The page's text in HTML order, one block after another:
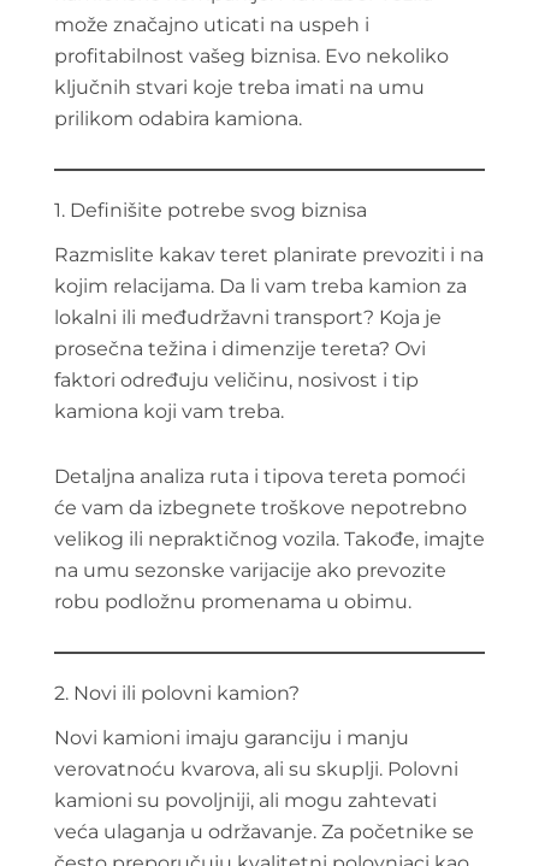
može značajno uticati na uspeh i
profitabilnost vašeg biznisa. Evo nekoliko
ključnih stvari koje treba imati na umu
prilikom odabira kamiona.
1. Definišite potrebe svog biznisa
Razmislite kakav teret planirate prevoziti i na
kojim relacijama. Da li vam treba kamion za
lokalni ili međudržavni transport? Koja je
prosečna težina i dimenzije tereta? Ovi
faktori određuju veličinu, nosivost i tip
kamiona koji vam treba.
Detaljna analiza ruta i tipova tereta pomoći
će vam da izbegnete troškove nepotrebno
velikog ili nepraktičnog vozila. Takođe, imajte
na umu sezonske varijacije ako prevozite
robu podložnu promenama u obimu.
2. Novi ili polovni kamion?
Novi kamioni imaju garanciju i manju
verovatnoću kvarova, ali su skuplji. Polovni
kamioni su povoljniji, ali mogu zahtevati
veća ulaganja u održavanje. Za početnike se